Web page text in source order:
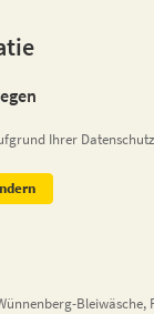
Ihrer
Bleiwäsche,